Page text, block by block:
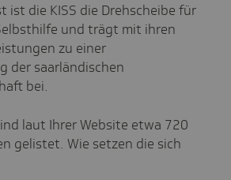
ist die KISS die Drehscheibe für
und trägt mit ihren
zu einer
der saarländischen
bei.
laut Ihrer Website etwa 720
gelistet. Wie setzen die sich